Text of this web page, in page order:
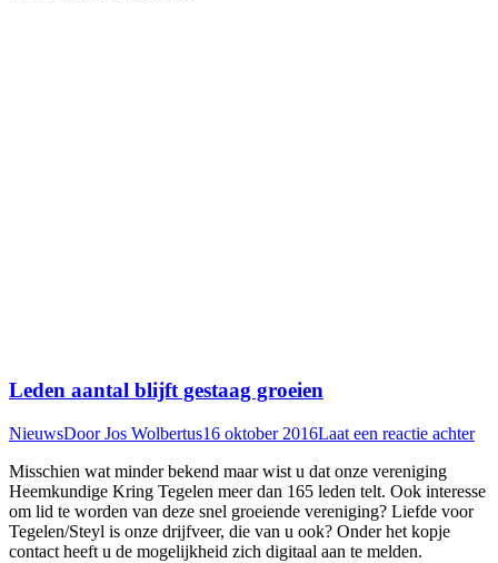
Leden aantal blijft gestaag groeien
NieuwsDoorJos Wolbertus16 oktober 2016Laat een reactie achter
Misschien wat minder bekend maar wist u dat onze vereniging
Heemkundige Kring Tegelen meer dan 165 leden telt. Ook interesse
om lid te worden van deze snel groeiende vereniging? Liefde voor
Tegelen/Steyl is onze drijfveer, die van u ook? Onder het kopje
contact heeft u de mogelijkheid zich digitaal aan te melden.